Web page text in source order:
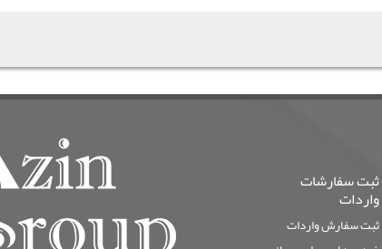
ثبت سفارشات
واردات
ثبت سفارش واردات